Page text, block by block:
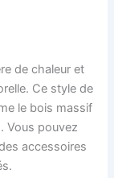
de chaleur et
Ce style de
le bois massif
Vous pouvez
accessoires